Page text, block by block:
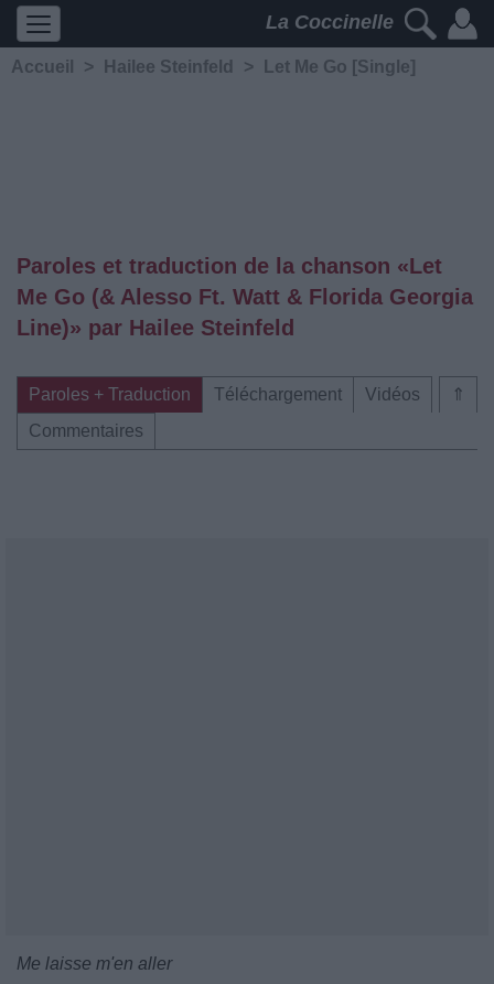
La Coccinelle
Accueil > Hailee Steinfeld > Let Me Go [Single]
Paroles et traduction de la chanson «Let
Me Go (& Alesso Ft. Watt & Florida Georgia
Line)» par Hailee Steinfeld
⇑
Paroles + Traduction Téléchargement
Vidéos
Commentaires
Me laisse m'en aller